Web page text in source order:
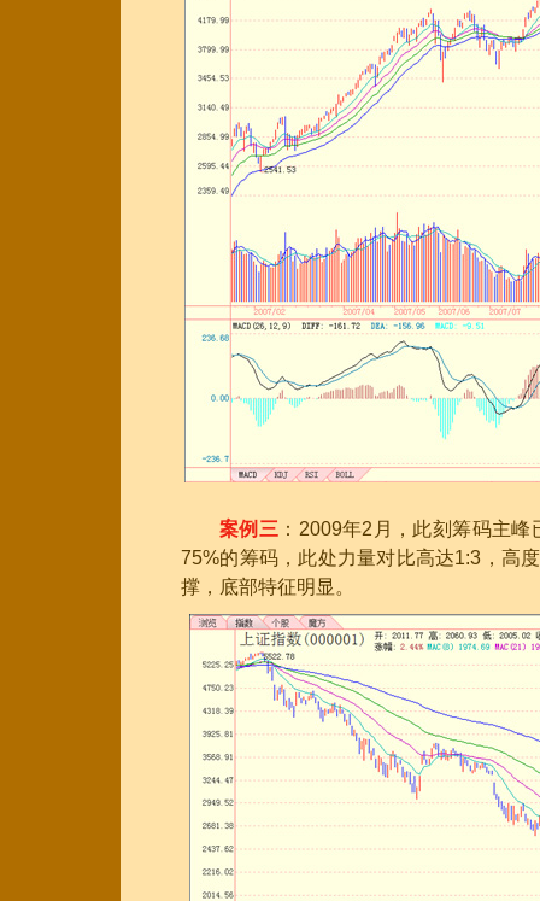
案例三 ：2009年2月，此刻筹码主
75%的筹码，此处力量对比高达1:3，高
撑，底部特征明显。